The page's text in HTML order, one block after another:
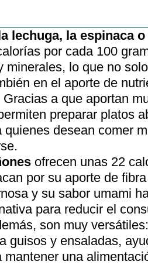
la lechuga, la espinaca
por cada 100
minerales, lo que no
en el aporte de
a que aportan
preparar platos
desean comer
ofrecen unas 22
por su aporte de
y su sabor umami
para reducir el
son muy
guisos y ensaladas,
una